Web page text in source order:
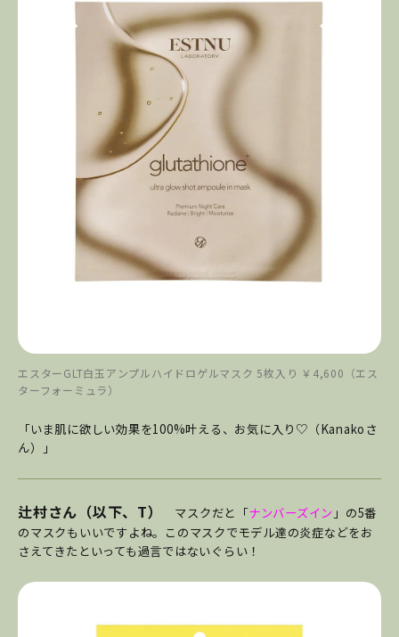
エスターGLT白玉アンプルハイドロゲルマスク 5枚入り ￥4,600（エス
ターフォーミュラ）
「いま肌に欲しい効果を100%叶える、お気に入り♡（Kanakoさ
ん）」
辻村さん（以下、T） マスクだと「ナンバーズイン 」の5番
のマスクもいいですよね。このマスクでモデル達の炎症などをお
さえてきたといっても過言ではないぐらい！